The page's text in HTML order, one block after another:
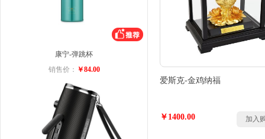
康宁-弹跳杯
销售价： ￥84.00
爱斯克-金鸡纳福
￥1400.00 加入